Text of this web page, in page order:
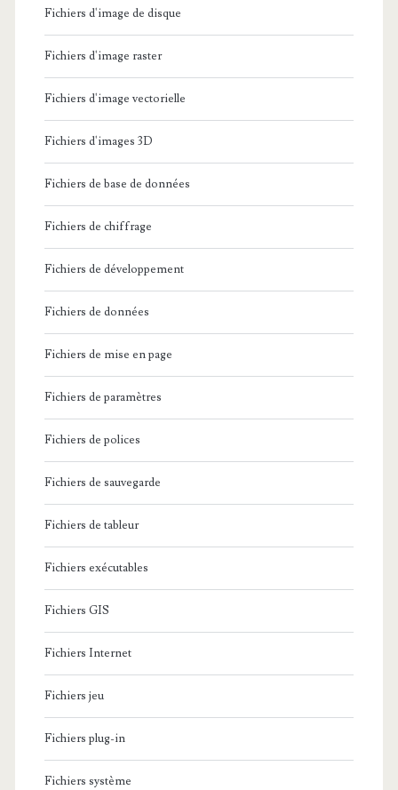
Fichiers d'image de disque
Fichiers d'image raster
Fichiers d'image vectorielle
Fichiers d'images 3D
Fichiers de base de données
Fichiers de chiffrage
Fichiers de développement
Fichiers de données
Fichiers de mise en page
Fichiers de paramètres
Fichiers de polices
Fichiers de sauvegarde
Fichiers de tableur
Fichiers exécutables
Fichiers GIS
Fichiers Internet
Fichiers jeu
Fichiers plug-in
Fichiers système